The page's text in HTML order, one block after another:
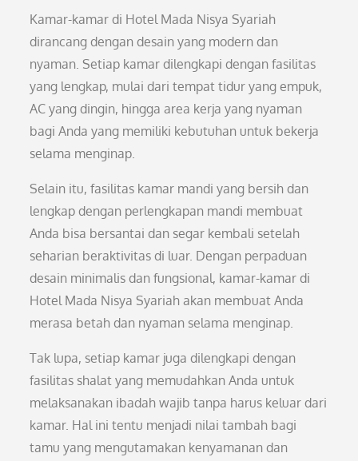
Kamar-kamar di Hotel Mada Nisya Syariah
dirancang dengan desain yang modern dan
nyaman. Setiap kamar dilengkapi dengan fasilitas
yang lengkap, mulai dari tempat tidur yang empuk,
AC yang dingin, hingga area kerja yang nyaman
bagi Anda yang memiliki kebutuhan untuk bekerja
selama menginap.
Selain itu, fasilitas kamar mandi yang bersih dan
lengkap dengan perlengkapan mandi membuat
Anda bisa bersantai dan segar kembali setelah
seharian beraktivitas di luar. Dengan perpaduan
desain minimalis dan fungsional, kamar-kamar di
Hotel Mada Nisya Syariah akan membuat Anda
merasa betah dan nyaman selama menginap.
Tak lupa, setiap kamar juga dilengkapi dengan
fasilitas shalat yang memudahkan Anda untuk
melaksanakan ibadah wajib tanpa harus keluar dari
kamar. Hal ini tentu menjadi nilai tambah bagi
tamu yang mengutamakan kenyamanan dan